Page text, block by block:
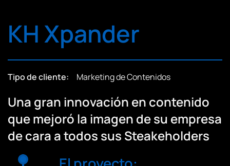
KH Xpander
Tipo de cliente: Marketing de Contenidos
Una gran innovación en contenido
que mejoró la imagen de su empresa
de cara a todos sus Steakeholders